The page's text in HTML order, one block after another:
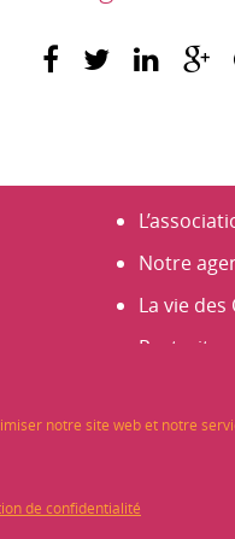
notre site web et notre
de confidentialité
Notre
La vie des
Portraits
Les